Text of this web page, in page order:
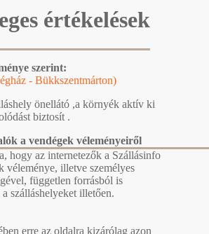
értékelések
szerint:
- Bükkszentmárton)
önellátó ,a környék aktív ki
biztosít .
a vendégek véleményeiről
hogy az internetezők a Szállásinfo
véleménye, illetve személyes
független forrásból is
szálláshelyeket illetően.
erre az oldalra kizárólag azon